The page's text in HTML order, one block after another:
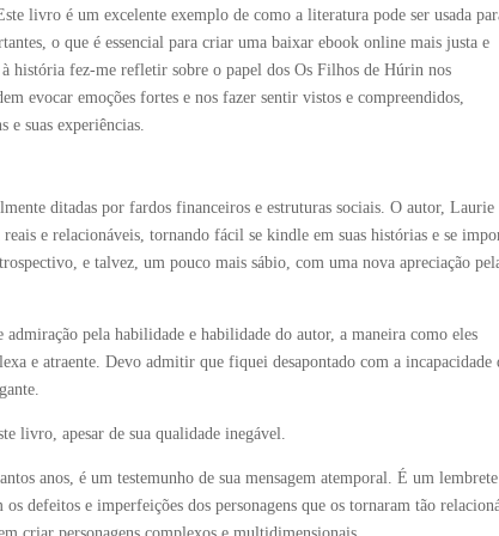
livro é um excelente exemplo de como a literatura pode ser usada
o que é essencial para criar uma baixar ebook online mais justa e
fez-me refletir sobre o papel dos Os Filhos de Húrin nos
evocar emoções fortes e nos fazer sentir vistos e compreendidos,
e suas experiências.
ditadas por fardos financeiros e estruturas sociais. O autor, Laurie
e relacionáveis, tornando fácil se kindle em suas histórias e se
e talvez, um pouco mais sábio, com uma nova apreciação
pela habilidade e habilidade do autor, a maneira como eles
e atraente. Devo admitir que fiquei desapontado com a incapacidade
livro, apesar de sua qualidade inegável.
anos, é um testemunho de sua mensagem atemporal. É um lembrete
defeitos e imperfeições dos personagens que os tornaram tão